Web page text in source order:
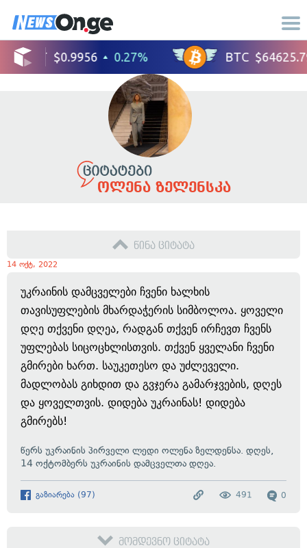
ოლენა ზელენსკა
წინა ციტატა
14 ოქტ, 2022
უკრაინის დამცველები ჩვენი ხალხის
თავისუფლების მხარდაჭერის სიმბოლოა. ყოველი
დღე თქვენი დღეა, რადგან თქვენ ირჩევთ ჩვენს
უფლებას სიცოცხლისთვის. თქვენ ყველანი ჩვენი
გმირები ხართ. საუკეთესო და უძლეველი.
მადლობას გიხდით და გვჯერა გამარჯვების, დღეს
და ყოველთვის. დიდება უკრაინას! დიდება
გმირებს!
წერს უკრაინის პირველი ლედი ოლენა ზელდენსა. დღეს,
14 ოქტომბერს უკრაინის დამცველთა დღეა.
გაზიარება (97) 0
491
მომდევნო ციტატა